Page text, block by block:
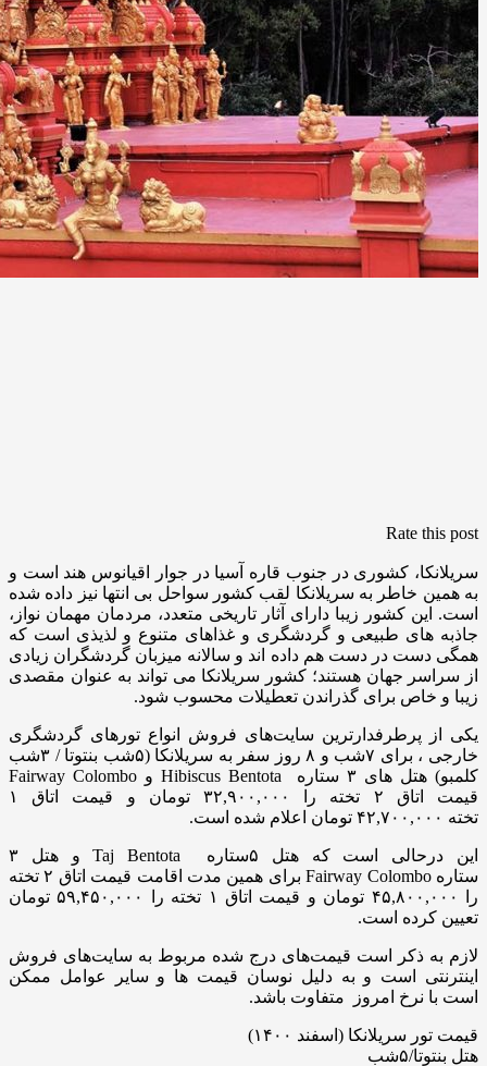
Rate this post
سریلانکا، کشوری در جنوب قاره آسیا در جوار اقیانوس هند است و
به همین خاطر به سریلانکا لقب کشور سواحل بی انتها نیز داده شده
است. این کشور زیبا دارای آثار تاریخی متعدد، مردمان مهمان نواز،
جاذبه های طبیعی و گردشگری و غذاهای متنوع و لذیذی است که
همگی دست در دست هم داده اند و سالانه میزبان گردشگران زیادی
از سراسر جهان هستند؛ کشور سریلانکا می تواند به عنوان مقصدی
زیبا و خاص برای گذراندن تعطیلات محسوب شود.
یکی از پرطرفدارترین سایت‌های فروش انواع تورهای گردشگری
خارجی ، برای ۷شب و ۸ روز سفر به سریلانکا (۵شب بنتوتا / ۳شب
کلمبو) هتل های ۳ ستاره Hibiscus Bentota و Fairway Colombo
قیمت اتاق ۲ تخته را ۳۲,۹۰۰,۰۰۰ تومان و قیمت اتاق ۱
تخته ۴۲,۷۰۰,۰۰۰ تومان اعلام شده است.
این درحالی است که هتل ۵ستاره Taj Bentota و هتل ۳
ستاره Fairway Colombo برای همین مدت اقامت قیمت اتاق ۲ تخته
را ۴۵,۸۰۰,۰۰۰ تومان و قیمت اتاق ۱ تخته را ۵۹,۴۵۰,۰۰۰ تومان
تعیین کرده است.
لازم به ذکر است قیمت‌های درج شده مربوط به سایت‌های فروش
اینترنتی است و به دلیل نوسان قیمت ها و سایر عوامل ممکن
است با نرخ امروز متفاوت باشد.
قیمت تور سریلانکا (اسفند ۱۴۰۰)
هتل بنتوتا/۵شب